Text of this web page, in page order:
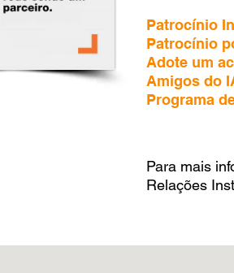
Patrocínio
Patrocínio
Adote um
Amigos do
Programa
Para mais
Relações